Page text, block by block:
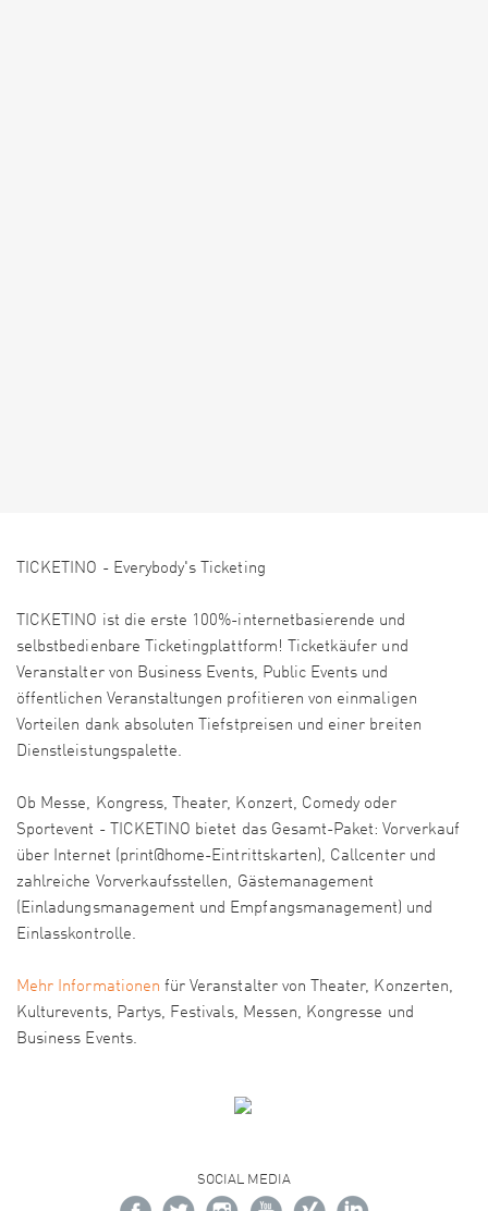
TICKETINO - Everybody's Ticketing
TICKETINO ist die erste 100%-internetbasierende und
selbstbedienbare Ticketingplattform! Ticketkäufer und
Veranstalter von Business Events, Public Events und
öffentlichen Veranstaltungen profitieren von einmaligen
Vorteilen dank absoluten Tiefstpreisen und einer breiten
Dienstleistungspalette.
Ob Messe, Kongress, Theater, Konzert, Comedy oder
Sportevent - TICKETINO bietet das Gesamt-Paket: Vorverkauf
über Internet (print@home-Eintrittskarten), Callcenter und
zahlreiche Vorverkaufsstellen, Gästemanagement
(Einladungsmanagement und Empfangsmanagement) und
Einlasskontrolle.
Mehr Informationen für Veranstalter von Theater, Konzerten,
Kulturevents, Partys, Festivals, Messen, Kongresse und
Business Events.
SOCIAL MEDIA